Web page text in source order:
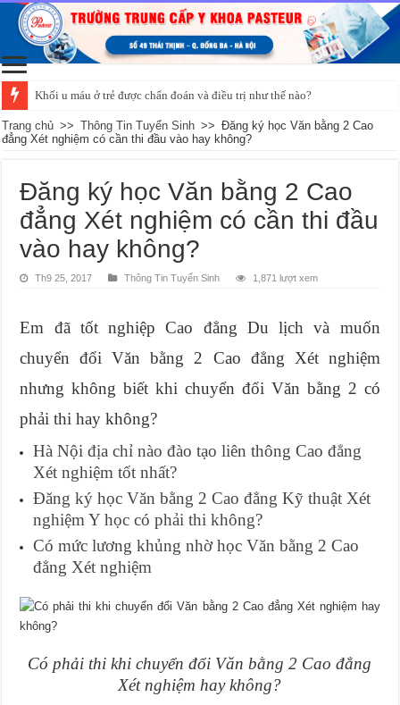
Khối u máu ở trẻ được chẩn đoán và điều trị như thế nào?
Trang chủ >> Thông Tin Tuyển Sinh >> Đăng ký học Văn bằng 2 Cao
đẳng Xét nghiệm có cần thi đầu vào hay không?
Đăng ký học Văn bằng 2 Cao
đẳng Xét nghiệm có cần thi đầu
vào hay không?
Th9 25, 2017 Thông Tin Tuyển Sinh 1,871 lượt xem
Em đã tốt nghiệp Cao đẳng Du lịch và muốn
chuyển đổi Văn bằng 2 Cao đẳng Xét nghiệm
nhưng không biết khi chuyển đổi Văn bằng 2 có
phải thi hay không?
Hà Nội địa chỉ nào đào tạo liên thông Cao đẳng
Xét nghiệm tốt nhất?
Đăng ký học Văn bằng 2 Cao đẳng Kỹ thuật Xét
nghiệm Y học có phải thi không?
Có mức lương khủng nhờ học Văn bằng 2 Cao
đẳng Xét nghiệm
Có phải thi khi chuyển đổi Văn bằng 2 Cao đẳng
Xét nghiệm hay không?